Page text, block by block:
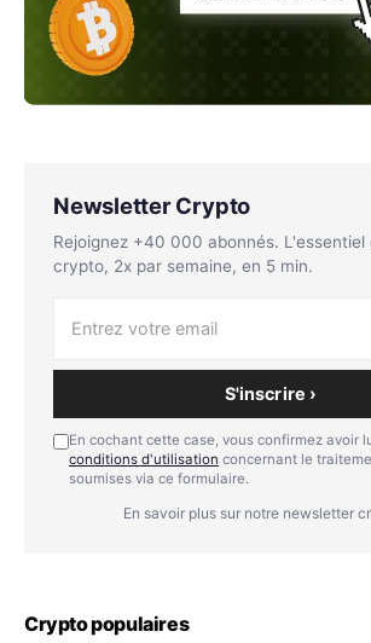
Newsletter Crypto
Rejoignez +40 000 abonnés. L'essentiel
crypto, 2x par semaine, en 5 min.
S'inscrire ›
En cochant cette case, vous confirmez avoir
conditions d'utilisation concernant le
soumises via ce formulaire.
En savoir plus sur notre newsletter
Crypto populaires